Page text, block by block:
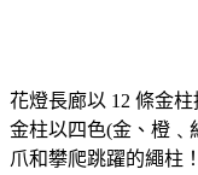
花燈長廊以 12 條金
金柱以四色(金、橙﹑
爪和攀爬跳躍的繩柱